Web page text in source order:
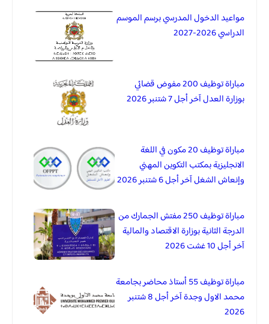
مواعيد الدخول المدرسي برسم الموسم
الدراسي 2026-2027
مباراة توظيف 200 مفوض قضائي
بوزارة العدل آخر أجل 7 شتنبر 2026
مباراة توظيف 20 مكون في اللغة
الانجليزية بمكتب التكوين المهني
وإنعاش الشغل آخر أجل 6 شتنبر 2026
مباراة توظيف 250 مفتش الجمارك من
الدرجة الثانية بوزارة الاقتصاد والمالية
آخر أجل 10 غشت 2026
مباراة توظيف 55 أستاذ محاضر بجامعة
محمد الاول وجدة آخر أجل 8 شتنبر
2026